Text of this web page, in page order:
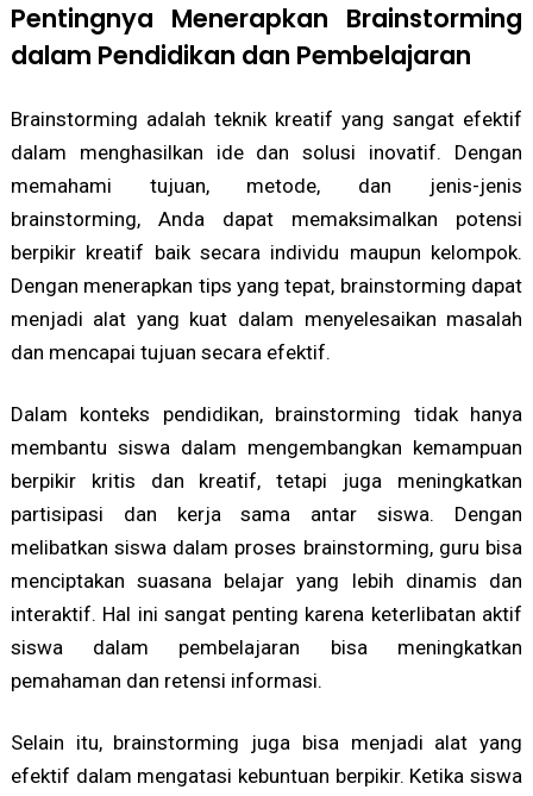
Pentingnya Menerapkan Brainstorming
dalam Pendidikan dan Pembelajaran
Brainstorming adalah teknik kreatif yang sangat efektif
dalam menghasilkan ide dan solusi inovatif. Dengan
memahami tujuan, metode, dan jenis-jenis
brainstorming, Anda dapat memaksimalkan potensi
berpikir kreatif baik secara individu maupun kelompok.
Dengan menerapkan tips yang tepat, brainstorming dapat
menjadi alat yang kuat dalam menyelesaikan masalah
dan mencapai tujuan secara efektif.
Dalam konteks pendidikan, brainstorming tidak hanya
membantu siswa dalam mengembangkan kemampuan
berpikir kritis dan kreatif, tetapi juga meningkatkan
partisipasi dan kerja sama antar siswa. Dengan
melibatkan siswa dalam proses brainstorming, guru bisa
menciptakan suasana belajar yang lebih dinamis dan
interaktif. Hal ini sangat penting karena keterlibatan aktif
siswa dalam pembelajaran bisa meningkatkan
pemahaman dan retensi informasi.
Selain itu, brainstorming juga bisa menjadi alat yang
efektif dalam mengatasi kebuntuan berpikir. Ketika siswa